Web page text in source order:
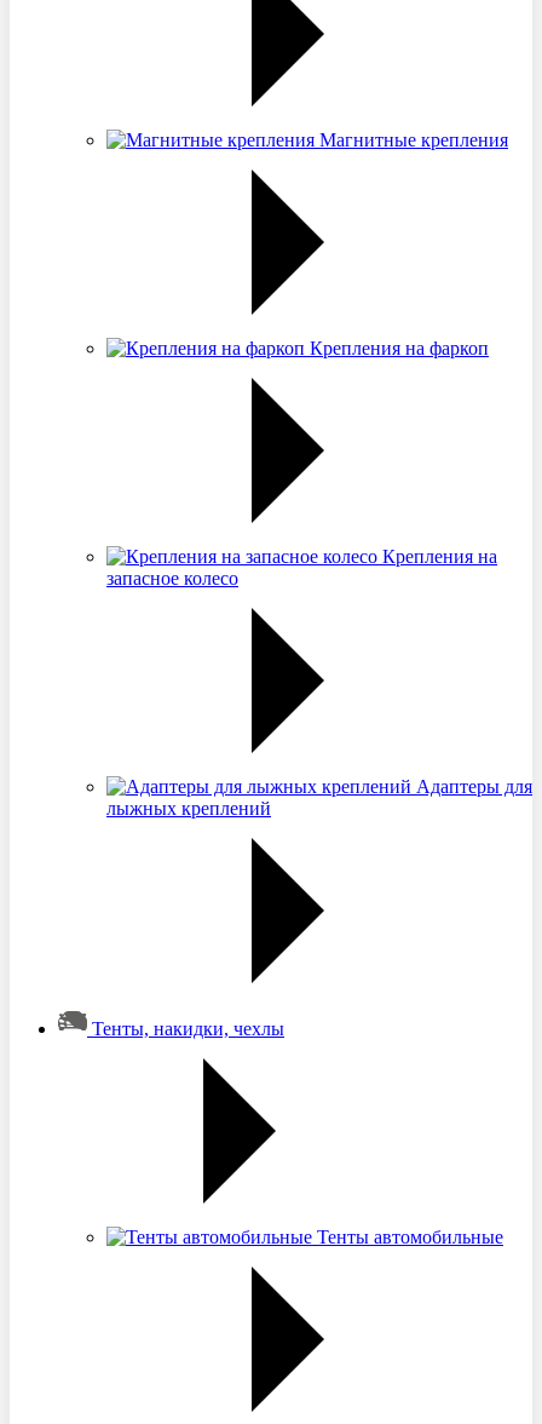
Магнитные крепления
Крепления на фаркоп
Крепления на
запасное колесо
Адаптеры для
лыжных креплений
Тенты, накидки, чехлы
Тенты автомобильные